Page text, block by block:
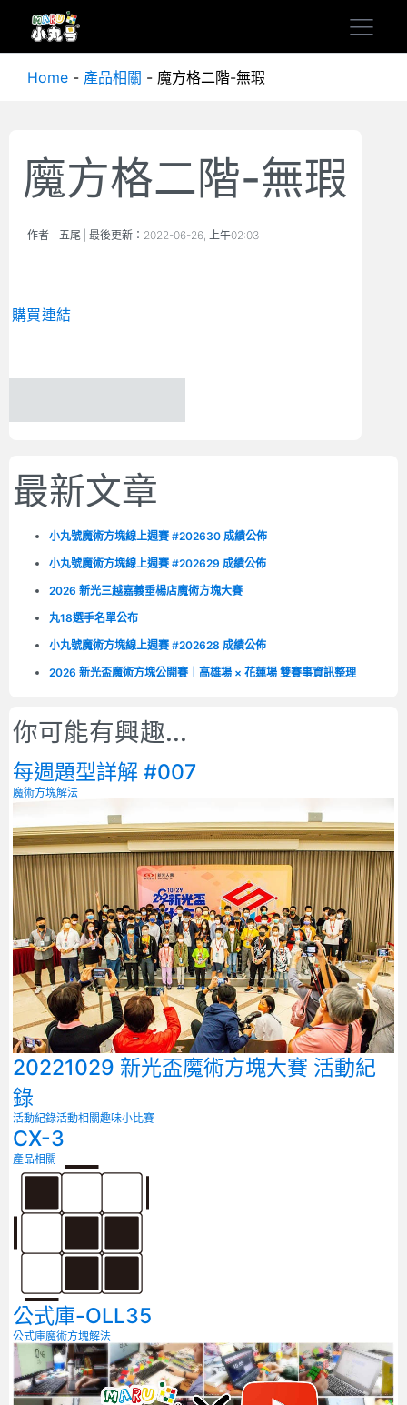
Home - 產品相關 - 魔方格二階-無瑕
魔方格二階-無瑕
作者 - 五尾 | 最後更新： 2022-06-26, 上午02:03
購買連結
最新文章
小丸號魔術方塊線上週賽 #202630 成績公佈
小丸號魔術方塊線上週賽 #202629 成績公佈
2026 新光三越嘉義垂楊店魔術方塊大賽
丸18選手名單公布
小丸號魔術方塊線上週賽 #202628 成績公佈
2026 新光盃魔術方塊公開賽｜高雄場 × 花蓮場 雙賽事資訊整理
你可能有興趣...
每週題型詳解 #007
魔術方塊解法
20221029 新光盃魔術方塊大賽 活動紀
錄
活動紀錄活動相關趣味小比賽
CX-3
產品相關
公式庫-OLL35
公式庫魔術方塊解法